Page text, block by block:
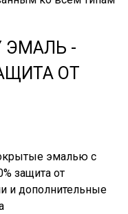
ЭМАЛЬ -
ОТ
эмалью с
защита от
и дополнительные